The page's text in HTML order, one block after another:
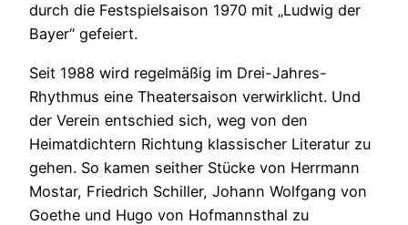
durch die Festspielsaison 1970 mit „Ludwig der
Bayer“ gefeiert.
Seit 1988 wird regelmäßig im Drei-Jahres-
Rhythmus eine Theatersaison verwirklicht. Und
der Verein entschied sich, weg von den
Heimatdichtern Richtung klassischer Literatur zu
gehen. So kamen seither Stücke von Herrmann
Mostar, Friedrich Schiller, Johann Wolfgang von
Goethe und Hugo von Hofmannsthal zu